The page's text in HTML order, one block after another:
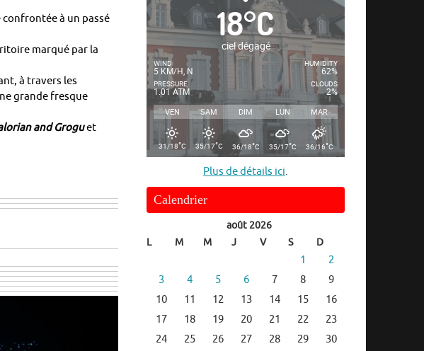
à un passé
marqué par la
à travers les
grande fresque
and Groguet
18°C
ciel dégagé
WIND
5 KM/H, N
PRESSURE
1.01 ATM
HUMIDITY
62%
CLOUDS
2%
VEN SAM DIM LUN MAR
31/18°C 35/17°C 36/18°C 35/17°C 36/16°C
Plus de détails ici.
Calendrier
août 2026
L
M M J V S D
1
2
3
4 5 6 7 8
9
10
11 12 13 14 15
16
17
18 19 20 21 22
23
24
25 26 27 28 29
30